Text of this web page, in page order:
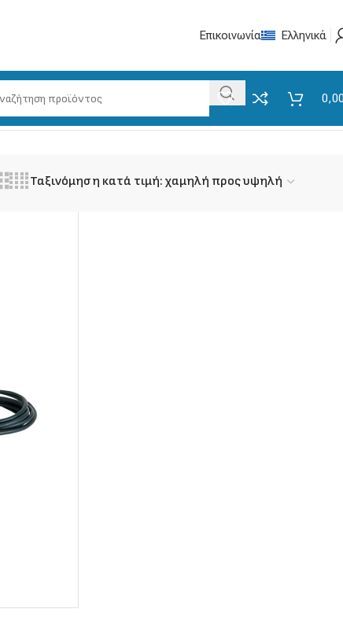
Επικοινωνία Ελληνικά